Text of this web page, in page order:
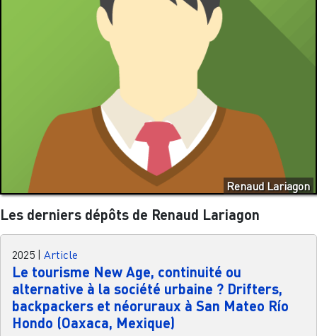
Renaud Lariagon
Les derniers dépôts de Renaud Lariagon
2025 | Article
Le tourisme New Age, continuité ou
alternative à la société urbaine ? Drifters,
backpackers et néoruraux à San Mateo Río
Hondo (Oaxaca, Mexique)